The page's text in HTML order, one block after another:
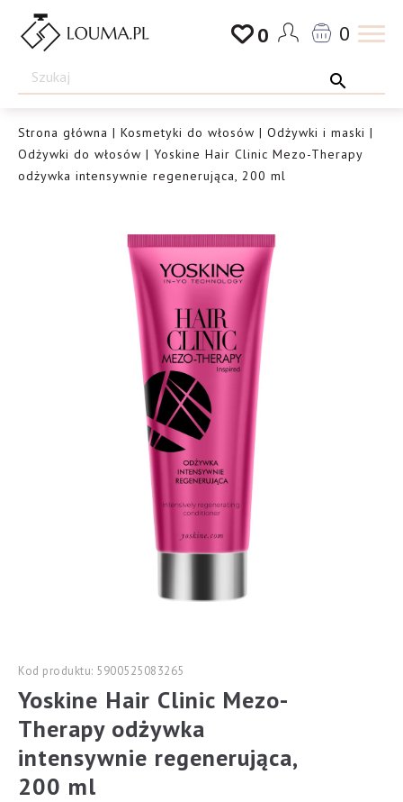
Przejdź
Drogeria
Louma.pl
0 0
Strona główna | Kosmetyki do włosów | Odżywki i maski |
Odżywki do włosów | Yoskine Hair Clinic Mezo-Therapy
odżywka intensywnie regenerująca, 200 ml
Kod produktu: 5900525083265
Yoskine Hair Clinic Mezo-
Therapy odżywka
intensywnie regenerująca,
200 ml